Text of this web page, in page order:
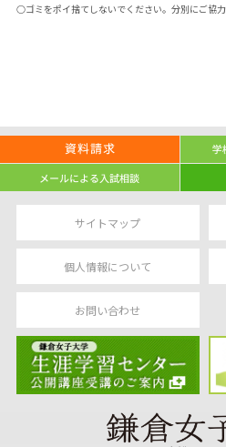
○ゴミをポイ捨てしないでください。分別にご協力
サイトマップ
個人情報について
お問い合わせ